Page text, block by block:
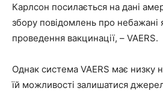
Карлсон посилається на дані
збору повідомлень про небажані
проведення вакцинації, – VAERS.
Однак система VAERS має низку
їй можливості залишатися